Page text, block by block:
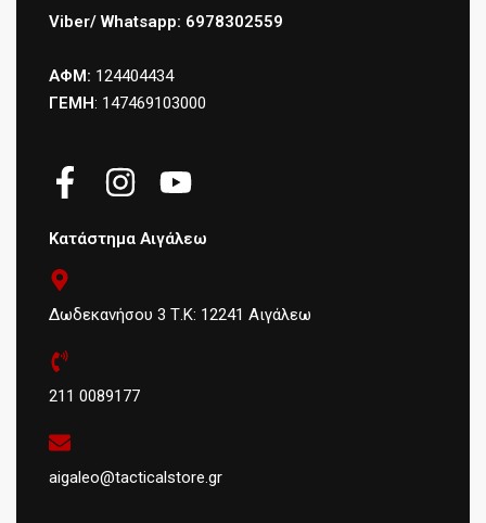
Viber/ Whatsapp: 6978302559
ΑΦΜ: 124404434
ΓΕΜΗ: 147469103000
Κατάστημα Αιγάλεω
Δωδεκανήσου 3 Τ.Κ: 12241 Αιγάλεω
211 0089177
aigaleo@tacticalstore.gr